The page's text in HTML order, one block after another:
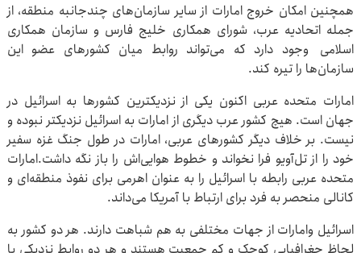
همچنین امکان خروج امارات از سایر سازمان‌های چندجانبه منطقه، از
جمله اتحادیه عرب، شورای همکاری خلیج فارس و سازمان همکاری‌
اسلامی وجود دارد که می‌تواند روابط میان کشورهای عضو این
سازمان‌ها را تیره کند.
امارات متحده عربی اکنون یکی از نزدیکترین کشورها به اسرائیل در
جهان است. هیچ کشور عرب دیگری از امارات به اسرائیل نزدیکتر نبوده و
نیست. بر خلاف دیگر کشورهای عربی، امارات در طول جنگ غزه سفیر
خود را از تل‌آویو فرا نخواند و خطوط هوایی‌اش را باز نگه داشت.امارات
متحده عربی رابطه با اسرائیل را به عنوان اهرمی برای نفوذ منطقه‌ای و
کانالی منحصر به فرد برای ارتباط با آمریکا می‌داند.
اسرائیل وامارات از جهات مختلفی به هم شباهت دارند. هر دو کشور به